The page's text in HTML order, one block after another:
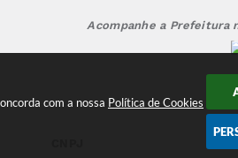
com a nossa Política de Cookies
Acompanhe a Prefeitura